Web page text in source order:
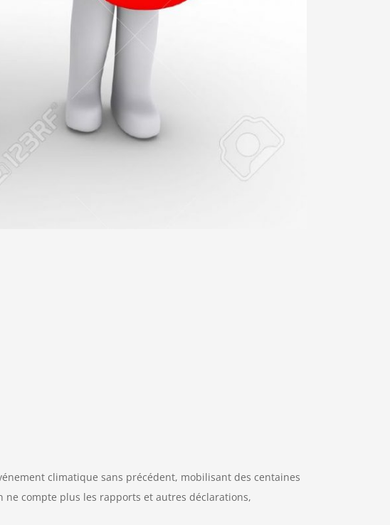
climatique sans précédent, mobilisant des centaines
compte plus les rapports et autres déclarations,